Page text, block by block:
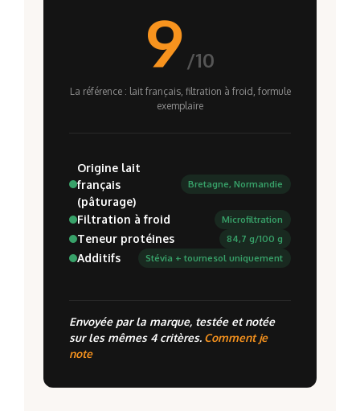
9 /10
La référence : lait français, filtration à froid, formule
exemplaire
Origine lait
français
(pâturage)
Bretagne, Normandie
Filtration à froid Microfiltration
Teneur protéines 84,7 g/100 g
Additifs Stévia + tournesol uniquement
Envoyée par la marque, testée et notée
sur les mêmes 4 critères. Comment je
note